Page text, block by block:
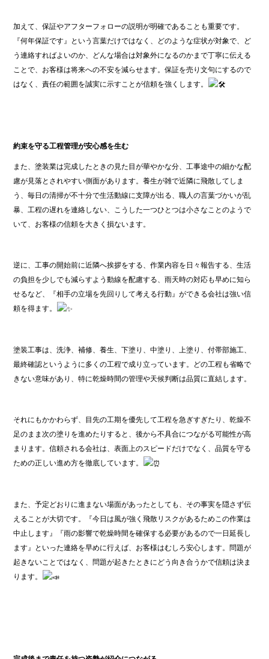
加えて、保証やアフターフォローの説明が明確であることも重要です。
『何年保証です』という言葉だけではなく、どのような症状が対象で、ど
う連絡すればよいのか、どんな場合は対象外になるのかまで丁寧に伝える
ことで、お客様は将来への不安を減らせます。保証を売り文句にするので
はなく、責任の範囲を誠実に示すことが信頼を強くします。
約束を守る工程管理が安心感を生む
また、塗装業は完成したときの見た目が華やかな分、工事途中の細かな配
慮が見落とされやすい側面があります。養生が雑で近隣に飛散してしま
う、毎日の清掃が不十分で生活動線に支障が出る、職人の言葉づかいが乱
暴、工程の遅れを連絡しない、こうした一つひとつは小さなことのようで
いて、お客様の信頼を大きく損ないます。
逆に、工事の開始前に近隣へ挨拶をする、作業内容を日々報告する、生活
の負担を少しでも減らすよう動線を配慮する、雨天時の対応も早めに知ら
せるなど、『相手の立場を先回りして考える行動』ができる会社は強い信
頼を得ます。
塗装工事は、洗浄、補修、養生、下塗り、中塗り、上塗り、付帯部施工、
最終確認というように多くの工程で成り立っています。どの工程も省略で
きない意味があり、特に乾燥時間の管理や天候判断は品質に直結します。
それにもかかわらず、目先の工期を優先して工程を急ぎすぎたり、乾燥不
足のまま次の塗りを進めたりすると、後から不具合につながる可能性が高
まります。信頼される会社は、表面上のスピードだけでなく、品質を守る
ための正しい進め方を徹底しています。
また、予定どおりに進まない場面があったとしても、その事実を隠さず伝
えることが大切です。『今日は風が強く飛散リスクがあるためこの作業は
中止します』『雨の影響で乾燥時間を確保する必要があるので一日延長し
ます』といった連絡を早めに行えば、お客様はむしろ安心します。問題が
起きないことではなく、問題が起きたときにどう向き合うかで信頼は決ま
ります。